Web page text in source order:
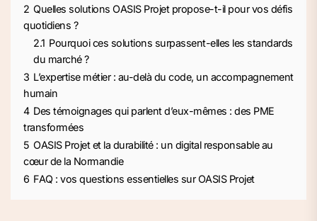
2 Quelles solutions OASIS Projet propose-t-il pour vos défis
quotidiens ?
2.1 Pourquoi ces solutions surpassent-elles les standards
du marché ?
3 L’expertise métier : au-delà du code, un accompagnement
humain
4 Des témoignages qui parlent d’eux-mêmes : des PME
transformées
5 OASIS Projet et la durabilité : un digital responsable au
cœur de la Normandie
6 FAQ : vos questions essentielles sur OASIS Projet